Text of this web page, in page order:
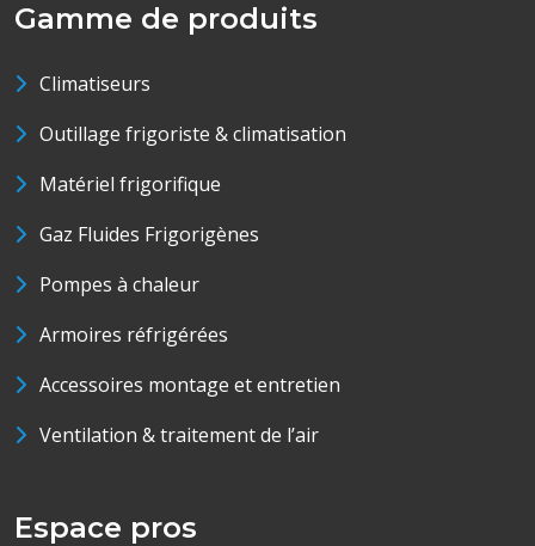
Gamme de produits
Climatiseurs
Outillage frigoriste & climatisation
Matériel frigorifique
Gaz Fluides Frigorigènes
Pompes à chaleur
Armoires réfrigérées
Accessoires montage et entretien
Ventilation & traitement de l’air
Espace pros